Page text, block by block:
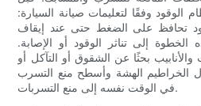
وفقًا لتعليمات صيانة السيارة:
تحافظ على الضغط حتى عند إيقاف
إلى تناثر الوقود أو الإصابة.
بحثًا عن الشقوق أو التآكل أو
الخراطيم الهشة وأسطح منع التسرب
في الوقت نفسه إلى منع التسربات.